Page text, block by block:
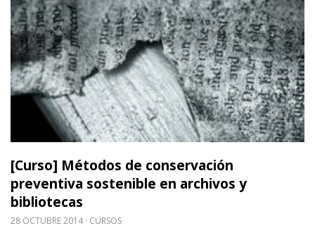
[Curso] Métodos de conservación
preventiva sostenible en archivos y
bibliotecas
28 OCTUBRE 2014 CURSOS